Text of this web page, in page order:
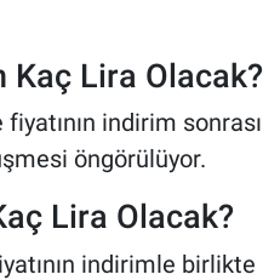
Kaç Lira Olacak?
indirim sonrası
öngörülüyor.
Lira Olacak?
indirimle birlikte